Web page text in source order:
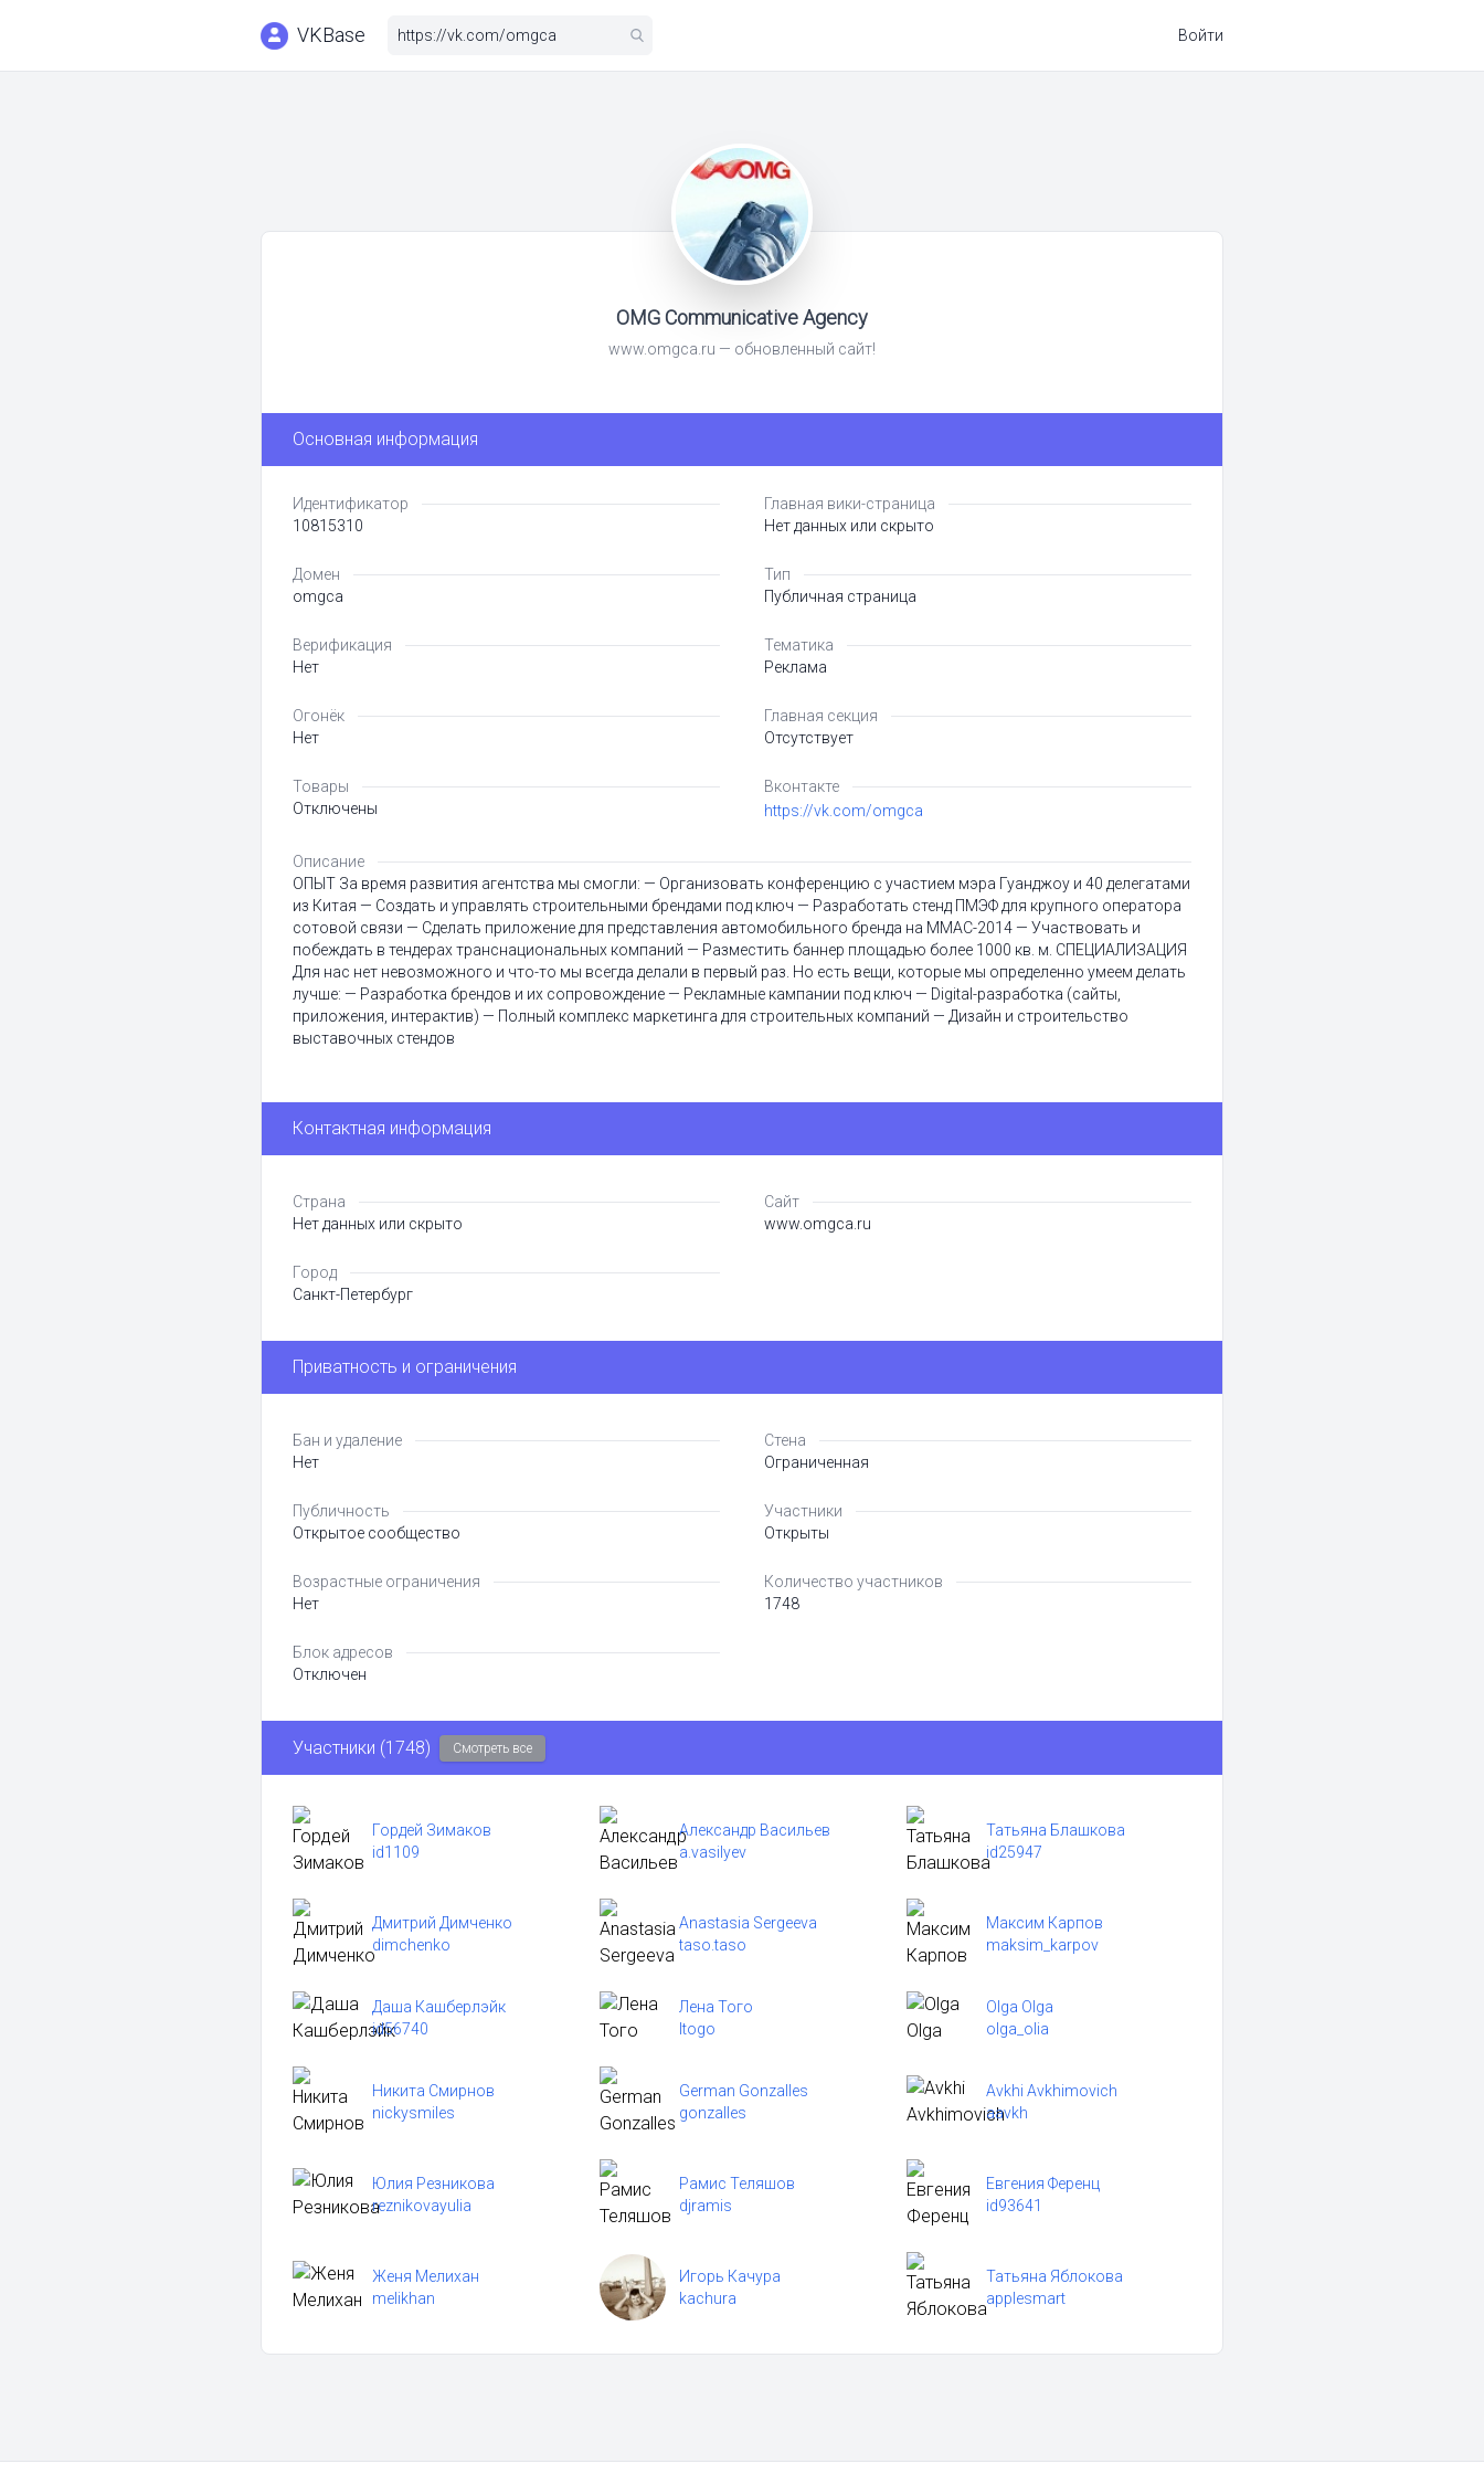
VKBase Войти
OMG Communicative Agency
www.omgca.ru — обновленный сайт!
Основная информация
Идентификатор
10815310
Домен
omgca
Верификация
Нет
Огонёк
Нет
Товары
Отключены
Главная вики-страница
Нет данных или скрыто
Тип
Публичная страница
Тематика
Реклама
Главная секция
Отсутствует
Вконтакте
https://vk.com/omgca
Описание
ОПЫТ За время развития агентства мы смогли: — Организовать конференцию с участием мэра Гуанджоу и 40 делегатами
из Китая — Создать и управлять строительными брендами под ключ — Разработать стенд ПМЭФ для крупного оператора
сотовой связи — Сделать приложение для представления автомобильного бренда на ММАС-2014 — Участвовать и
побеждать в тендерах транснациональных компаний — Разместить баннер площадью более 1000 кв. м. СПЕЦИАЛИЗАЦИЯ
Для нас нет невозможного и что-то мы всегда делали в первый раз. Но есть вещи, которые мы определенно умеем делать
лучше: — Разработка брендов и их сопровождение — Рекламные кампании под ключ — Digital-разработка (сайты,
приложения, интерактив) — Полный комплекс маркетинга для строительных компаний — Дизайн и строительство
выставочных стендов
Контактная информация
Страна
Нет данных или скрыто
Город
Санкт-Петербург
Сайт
www.omgca.ru
Приватность и ограничения
Бан и удаление
Нет
Публичность
Открытое сообщество
Возрастные ограничения
Нет
Блок адресов
Отключен
Стена
Ограниченная
Участники
Открыты
Количество участников
1748
Участники (1748) Смотреть все
Гордей Зимаков
id1109
Александр Васильев
a.vasilyev
Татьяна Блашкова
id25947
Дмитрий Димченко
dimchenko
Anastasia Sergeeva
taso.taso
Максим Карпов
maksim_karpov
Даша Кашберлэйк
id56740
Лена Того
ltogo
Olga Olga
olga_olia
Никита Смирнов
nickysmiles
German Gonzalles
gonzalles
Avkhi Avkhimovich
aavkh
Юлия Резникова
reznikovayulia
Рамис Теляшов
djramis
Евгения Ференц
id93641
Женя Мелихан
melikhan
Игорь Качура
kachura
Татьяна Яблокова
applesmart